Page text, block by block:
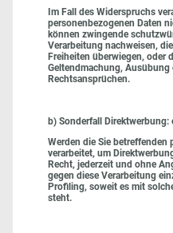
Im Fall des Widerspruchs
personenbezogenen Daten
können zwingende
Verarbeitung nachweisen,
Freiheiten überwiegen, oder
Geltendmachung,
Rechtsansprüchen.
b) Sonderfall
Werden die Sie betreffenden
verarbeitet, um
Recht, jederzeit und ohne
gegen diese Verarbeitung
Profiling, soweit es mit
steht.